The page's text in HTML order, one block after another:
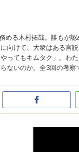
める木村拓哉。誰もが
向けて、大衆はある言
てもキムタク」。わた
ないのか。全3回の考察